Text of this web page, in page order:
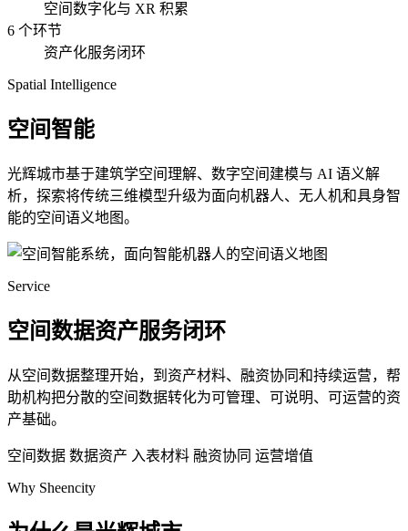
空间数字化与 XR 积累
6 个环节
资产化服务闭环
Spatial Intelligence
空间智能
光辉城市基于建筑学空间理解、数字空间建模与 AI 语义解
析，探索将传统三维模型升级为面向机器人、无人机和具身智
能的空间语义地图。
Service
空间数据资产服务闭环
从空间数据整理开始，到资产材料、融资协同和持续运营，帮
助机构把分散的空间数据转化为可管理、可说明、可运营的资
产基础。
空间数据 数据资产 入表材料 融资协同 运营增值
Why Sheencity